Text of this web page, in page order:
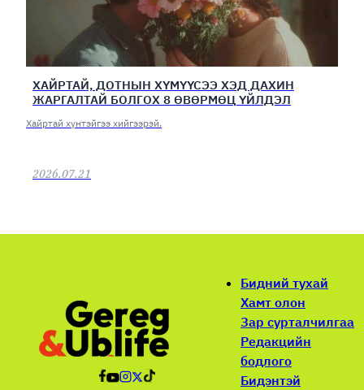
ХАЙРТАЙ, ДОТНЫН ХҮМҮҮСЭЭ ХЭД ДАХИН
ЖАРГАЛТАЙ БОЛГОХ 8 ӨВӨРМӨЦ ҮЙЛДЭЛ
Хайртай хүнтэйгээ хийгээрэй.
2026.07.21
Бидний тухай
Хамт олон
Зар сурталчилгаа
Редакцийн
бодлого
Бидэнтэй